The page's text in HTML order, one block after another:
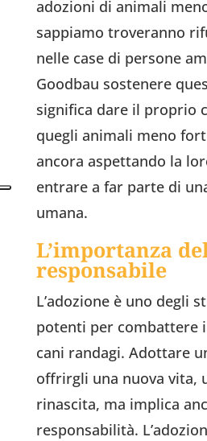
adozioni di animali
sappiamo troveranno
nelle case di persone
Goodbau sostenere
significa dare il proprio
quegli animali meno
ancora aspettando la
entrare a far parte di
umana.
L’importanza
responsabile
L’adozione è uno degli
potenti per combattere
cani randagi. Adottare
offrirgli una nuova vita,
rinascita, ma implica
responsabilità.